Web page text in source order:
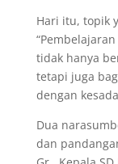
Hari itu, topik
tidak hanya
tetapi juga
dengan
Dua
dan